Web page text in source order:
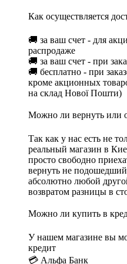
Как осуществляется
🚚 за ваш счет - для
распродаже
🚚 за ваш счет - при
🚚 бесплатно - при
кроме акционных
на склад Нової Пошти)
Можно ли вернуть или
Так как у нас есть не
реальный магазин в
просто свободно
вернуть не
абсолютно любой
возвратом разницы в
Можно ли купить в
У нашем магазине вы
кредит
💳 Альфа Банк